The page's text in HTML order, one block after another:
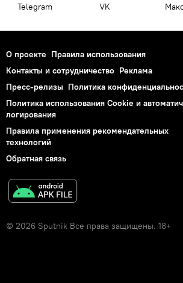
Telegram VK
О проекте Правила использования
Контакты и сотрудничество Реклама
Пресс-релизы Политика
Политика использования Cookie и
логирования
Правила применения рекомендательных
технологий
Обратная связь
© 2026 Sputnik Все права защищены. 18+